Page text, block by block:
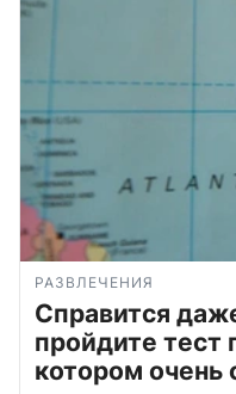
РАЗВЛЕЧЕНИЯ
Справится
пройдите тест
котором очень